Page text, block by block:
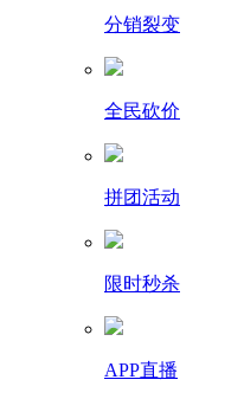
分销裂变
全民砍价
拼团活动
限时秒杀
APP直播